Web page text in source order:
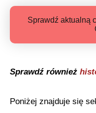
Sprawdź aktualną
Sprawdź również
Poniżej znajduje się